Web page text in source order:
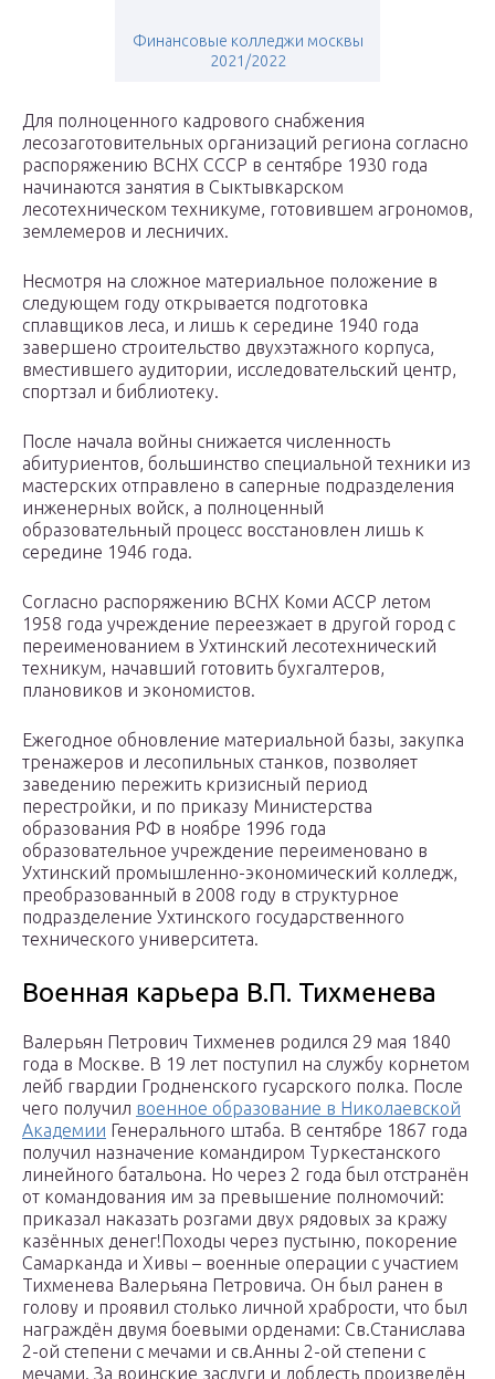
Финансовые колледжи москвы
2021/2022
Для полноценного кадрового снабжения
лесозаготовительных организаций региона согласно
распоряжению ВСНХ СССР в сентябре 1930 года
начинаются занятия в Сыктывкарском
лесотехническом техникуме, готовившем агрономов,
землемеров и лесничих.
Несмотря на сложное материальное положение в
следующем году открывается подготовка
сплавщиков леса, и лишь к середине 1940 года
завершено строительство двухэтажного корпуса,
вместившего аудитории, исследовательский центр,
спортзал и библиотеку.
После начала войны снижается численность
абитуриентов, большинство специальной техники из
мастерских отправлено в саперные подразделения
инженерных войск, а полноценный
образовательный процесс восстановлен лишь к
середине 1946 года.
Согласно распоряжению ВСНХ Коми АССР летом
1958 года учреждение переезжает в другой город с
переименованием в Ухтинский лесотехнический
техникум, начавший готовить бухгалтеров,
плановиков и экономистов.
Ежегодное обновление материальной базы, закупка
тренажеров и лесопильных станков, позволяет
заведению пережить кризисный период
перестройки, и по приказу Министерства
образования РФ в ноябре 1996 года
образовательное учреждение переименовано в
Ухтинский промышленно-экономический колледж,
преобразованный в 2008 году в структурное
подразделение Ухтинского государственного
технического университета.
Военная карьера В.П. Тихменева
Валерьян Петрович Тихменев родился 29 мая 1840
года в Москве. В 19 лет поступил на службу корнетом
лейб гвардии Гродненского гусарского полка. После
чего получил военное образование в Николаевской
Академии Генерального штаба. В сентябре 1867 года
получил назначение командиром Туркестанского
линейного батальона. Но через 2 года был отстранён
от командования им за превышение полномочий:
приказал наказать розгами двух рядовых за кражу
казённых денег!Походы через пустыню, покорение
Самарканда и Хивы – военные операции с участием
Тихменева Валерьяна Петровича. Он был ранен в
голову и проявил столько личной храбрости, что был
награждён двумя боевыми орденами: Св.Станислава
2-ой степени с мечами и св.Анны 2-ой степени с
мечами. За воинские заслуги и доблесть произведён